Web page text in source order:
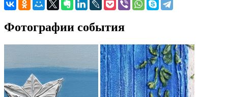
Фотографии события